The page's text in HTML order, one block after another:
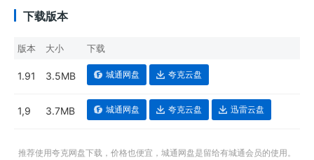
下载版本
版本 大小 下载
1.91 3.5MB 城通网盘 夸克云盘
1,9 3.7MB 城通网盘 夸克云盘 迅雷云盘
推荐使用夸克网盘下载，价格也便宜，城通网盘是留给有城通会员的使用。